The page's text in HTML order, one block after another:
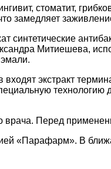
стоматит,
синтетические
Митиешева,
экстракт
технологию
Перед
«Парафарм». В